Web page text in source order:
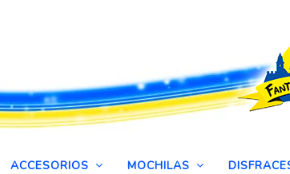
ACCESORIOS MOCHILAS